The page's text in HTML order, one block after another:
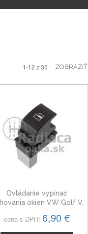
1-12 z 35 ZOBRAZIŤ
Ovládanie vypínač
okien VW Golf V,
cena s DPH: 6,90 €